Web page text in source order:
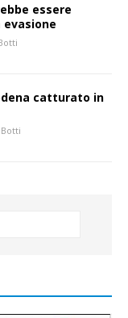
essere
catturato in